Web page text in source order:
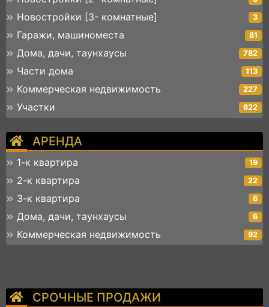
Новостройки [3- комнатные] 3
Гаражи, машиноместа 81
Дома, дачи, таунхаусы 782
Части дома 113
Коммерческая недвижимость 227
Участки 622
АРЕНДА
1-к квартира 19
2-к квартира 22
3-к квартира 6
Дома, дачи, таунхаусы 6
Коммерческая недвижимость 92
СРОЧНЫЕ ПРОДАЖИ